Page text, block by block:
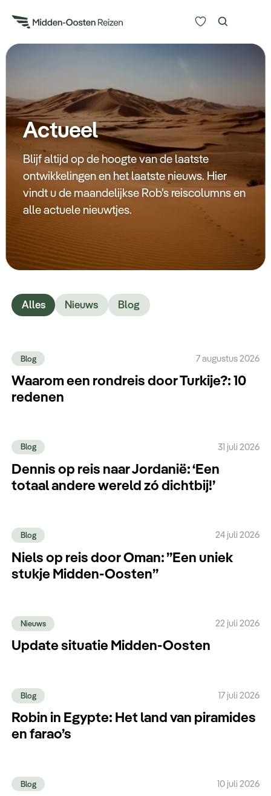
Alle bestemmingen
Type Reizen
Inspiratie
Meer
Zoeken
Actueel
Blijf altijd op de hoogte van de laatste
ontwikkelingen en het laatste nieuws. Hier
vindt u de maandelijkse Rob’s reiscolumns en
alle actuele nieuwtjes.
Alles Nieuws Blog
Blog 7 augustus 2026
Waarom een rondreis door Turkije?: 10
redenen
Blog 31 juli 2026
Dennis op reis naar Jordanië: ‘Een
totaal andere wereld zó dichtbij!’
Blog 24 juli 2026
Niels op reis door Oman: ”Een uniek
stukje Midden-Oosten”
Nieuws 22 juli 2026
Update situatie Midden-Oosten
Blog 17 juli 2026
Robin in Egypte: Het land van piramides
en farao’s
Blog 10 juli 2026